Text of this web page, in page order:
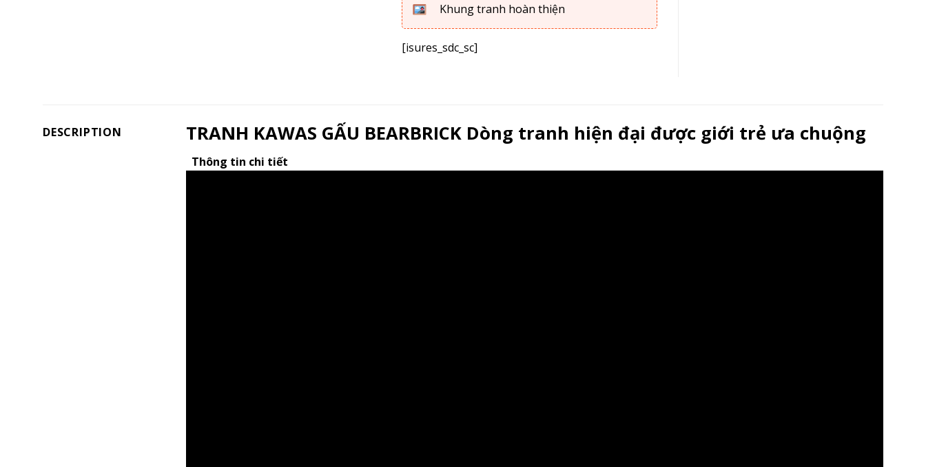
Khung tranh hoàn thiện
[isures_sdc_sc]
DESCRIPTION TRANH KAWAS GẤU BEARBRICK Dòng tranh hiện đại được giới trẻ ưa chuộng
Thông tin chi tiết